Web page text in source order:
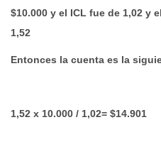
$10.000 y el ICL fue de 1,02 y
1,52
Entonces la cuenta es la
1,52 x 10.000 / 1,02= $14.901